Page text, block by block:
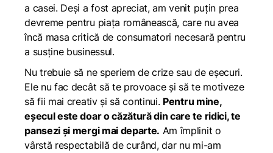
a casei. Deși a fost apreciat, am venit puțin prea
devreme pentru piața românească, care nu avea
încă masa critică de consumatori necesară pentru
a susține businessul.
Nu trebuie să ne speriem de crize sau de eșecuri.
Ele nu fac decât să te provoace și să te motiveze
să fii mai creativ și să continui. Pentru mine,
eșecul este doar o căzătură din care te ridici, te
pansezi și mergi mai departe. Am împlinit o
vârstă respectabilă de curând, dar nu mi-am